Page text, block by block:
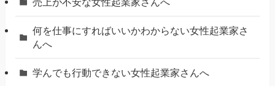
何を仕事にすればいいかわからない女性起業家さ
んへ
学んでも行動できない女性起業家さんへ